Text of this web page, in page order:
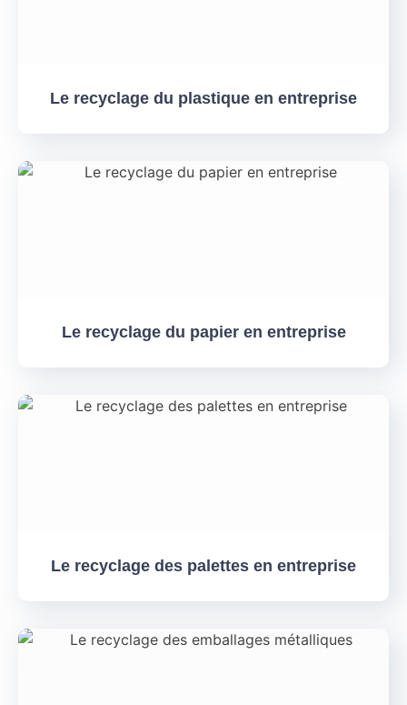
Le recyclage du plastique en entreprise
Le recyclage du papier en entreprise
Le recyclage des palettes en entreprise